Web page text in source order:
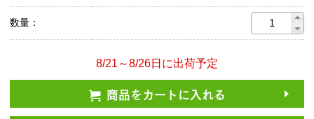
数量：
8/21～8/26日に出荷予定
商品をカートに入れる